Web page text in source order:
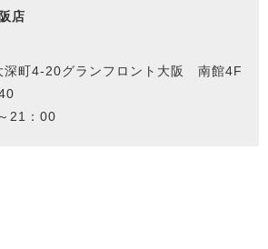
店
深町4-20グランフロント大阪 南館4F
21：00